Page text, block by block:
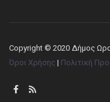
Copyright © 2020 Δήμος
Όροι Χρήσης | Πολιτική